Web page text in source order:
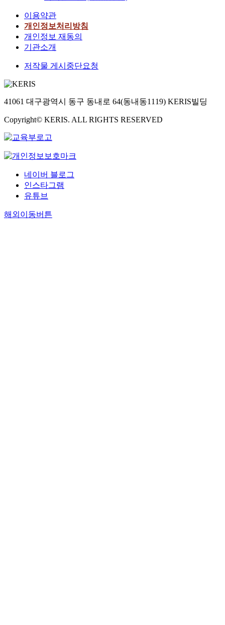
이용약관
개인정보처리방침
개인정보 재동의
기관소개
저작물 게시중단요청
41061 대구광역시 동구 동내로 64(동내동1119) KERIS빌딩
Copyright© KERIS. ALL RIGHTS RESERVED
네이버 블로그
인스타그램
유튜브
해외이동버튼